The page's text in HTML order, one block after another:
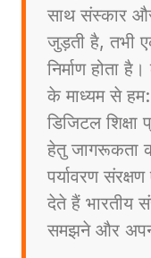
साथ संस्कार
जुड़ती है, तभी
निर्माण होता
के माध्यम से
डिजिटल
हेतु जागरूकता
पर्यावरण
देते हैं भारतीय
समझने और